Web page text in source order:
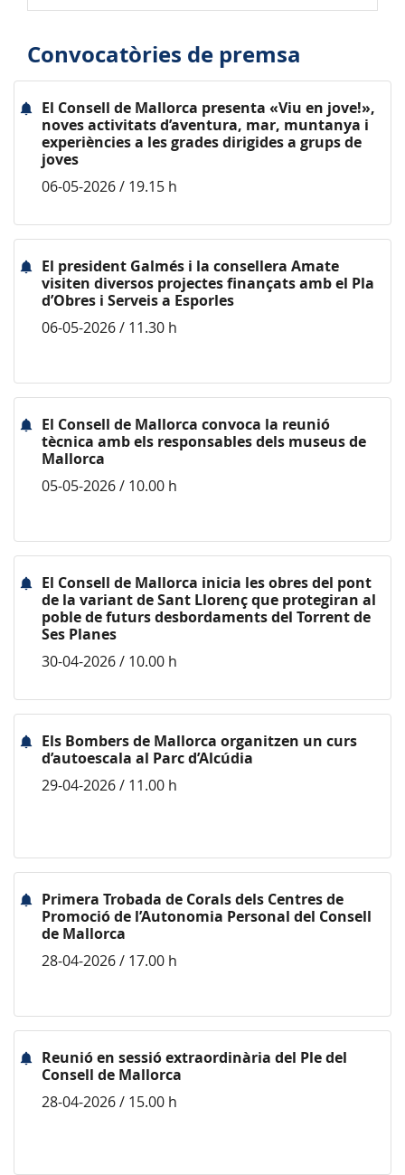
Convocatòries de premsa
El Consell de Mallorca presenta «Viu en jove!»,
noves activitats d’aventura, mar, muntanya i
experiències a les grades dirigides a grups de
joves
06-05-2026 / 19.15 h
El president Galmés i la consellera Amate
visiten diversos projectes finançats amb el Pla
d’Obres i Serveis a Esporles
06-05-2026 / 11.30 h
El Consell de Mallorca convoca la reunió
tècnica amb els responsables dels museus de
Mallorca
05-05-2026 / 10.00 h
El Consell de Mallorca inicia les obres del pont
de la variant de Sant Llorenç que protegiran al
poble de futurs desbordaments del Torrent de
Ses Planes
30-04-2026 / 10.00 h
Els Bombers de Mallorca organitzen un curs
d’autoescala al Parc d’Alcúdia
29-04-2026 / 11.00 h
Primera Trobada de Corals dels Centres de
Promoció de l’Autonomia Personal del Consell
de Mallorca
28-04-2026 / 17.00 h
Reunió en sessió extraordinària del Ple del
Consell de Mallorca
28-04-2026 / 15.00 h